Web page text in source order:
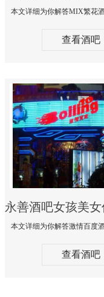
查看酒吧
查看酒吧